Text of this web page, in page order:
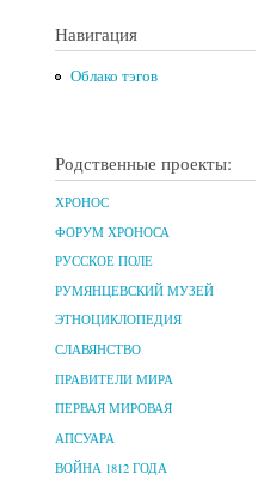
Навигация
Облако тэгов
Родственные проекты:
ХРОНОС
ФОРУМ ХРОНОСА
РУССКОЕ ПОЛЕ
РУМЯНЦЕВСКИЙ МУЗЕЙ
ЭТНОЦИКЛОПЕДИЯ
СЛАВЯНСТВО
ПРАВИТЕЛИ МИРА
ПЕРВАЯ МИРОВАЯ
АПСУАРА
ВОЙНА 1812 ГОДА